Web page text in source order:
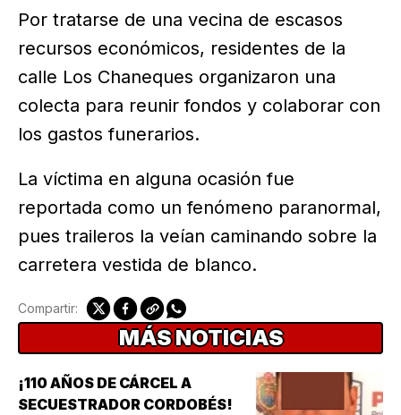
Por tratarse de una vecina de escasos
recursos económicos, residentes de la
calle Los Chaneques organizaron una
colecta para reunir fondos y colaborar con
los gastos funerarios.
La víctima en alguna ocasión fue
reportada como un fenómeno paranormal,
pues traileros la veían caminando sobre la
carretera vestida de blanco.
Compartir:
MÁS NOTICIAS
¡110 AÑOS DE CÁRCEL A
SECUESTRADOR CORDOBÉS!